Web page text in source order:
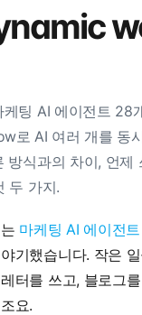
케팅 AI 에이전트 28
로 AI 여러 개를 동
방식과의 차이, 언제
두 가지.
마케팅 AI 에이전
기했습니다. 작은
터를 쓰고, 블로그
요.